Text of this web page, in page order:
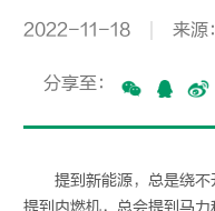
2022-11-18 来源
分享至：
提到新能源，总是绕